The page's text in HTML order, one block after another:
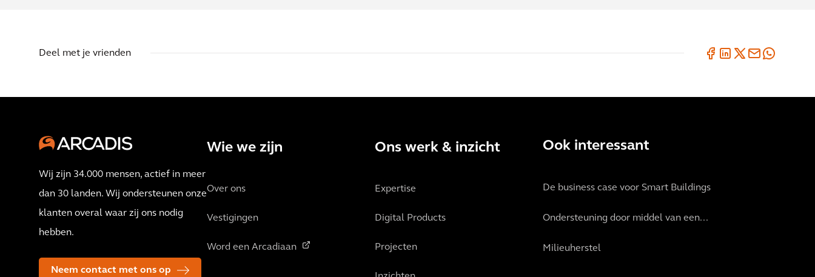
Deel met je vrienden
Wij zijn 34.000 mensen, actief in meer
dan 30 landen. Wij ondersteunen onze
klanten overal waar zij ons nodig
hebben.
Neem contact met ons op
Wie we zijn
Over ons
Vestigingen
Word een Arcadiaan
Ons werk & inzicht
Expertise
Digital Products
Projecten
Ook interessant
De business case voor Smart Buildings
Ondersteuning door middel van een...
Milieuherstel